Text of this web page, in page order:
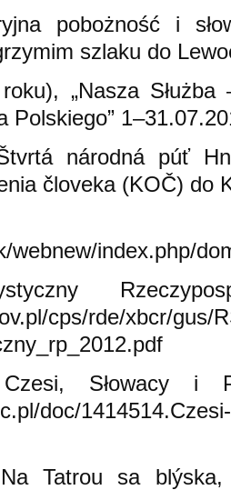
pobożność i
szlaku do
„Nasza Służba
Polskiego”
národná púť
človeka (KOČ) do
webnew/index.php/
cps/rde/xbcr/gus/
Słowacy i
doc/
Tatrou sa